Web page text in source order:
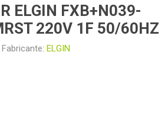
ELGIN FXB+N039-
220V 1F 50/60HZ
Fabricante: ELGIN